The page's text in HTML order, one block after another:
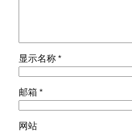
显示名称*
邮箱*
网站